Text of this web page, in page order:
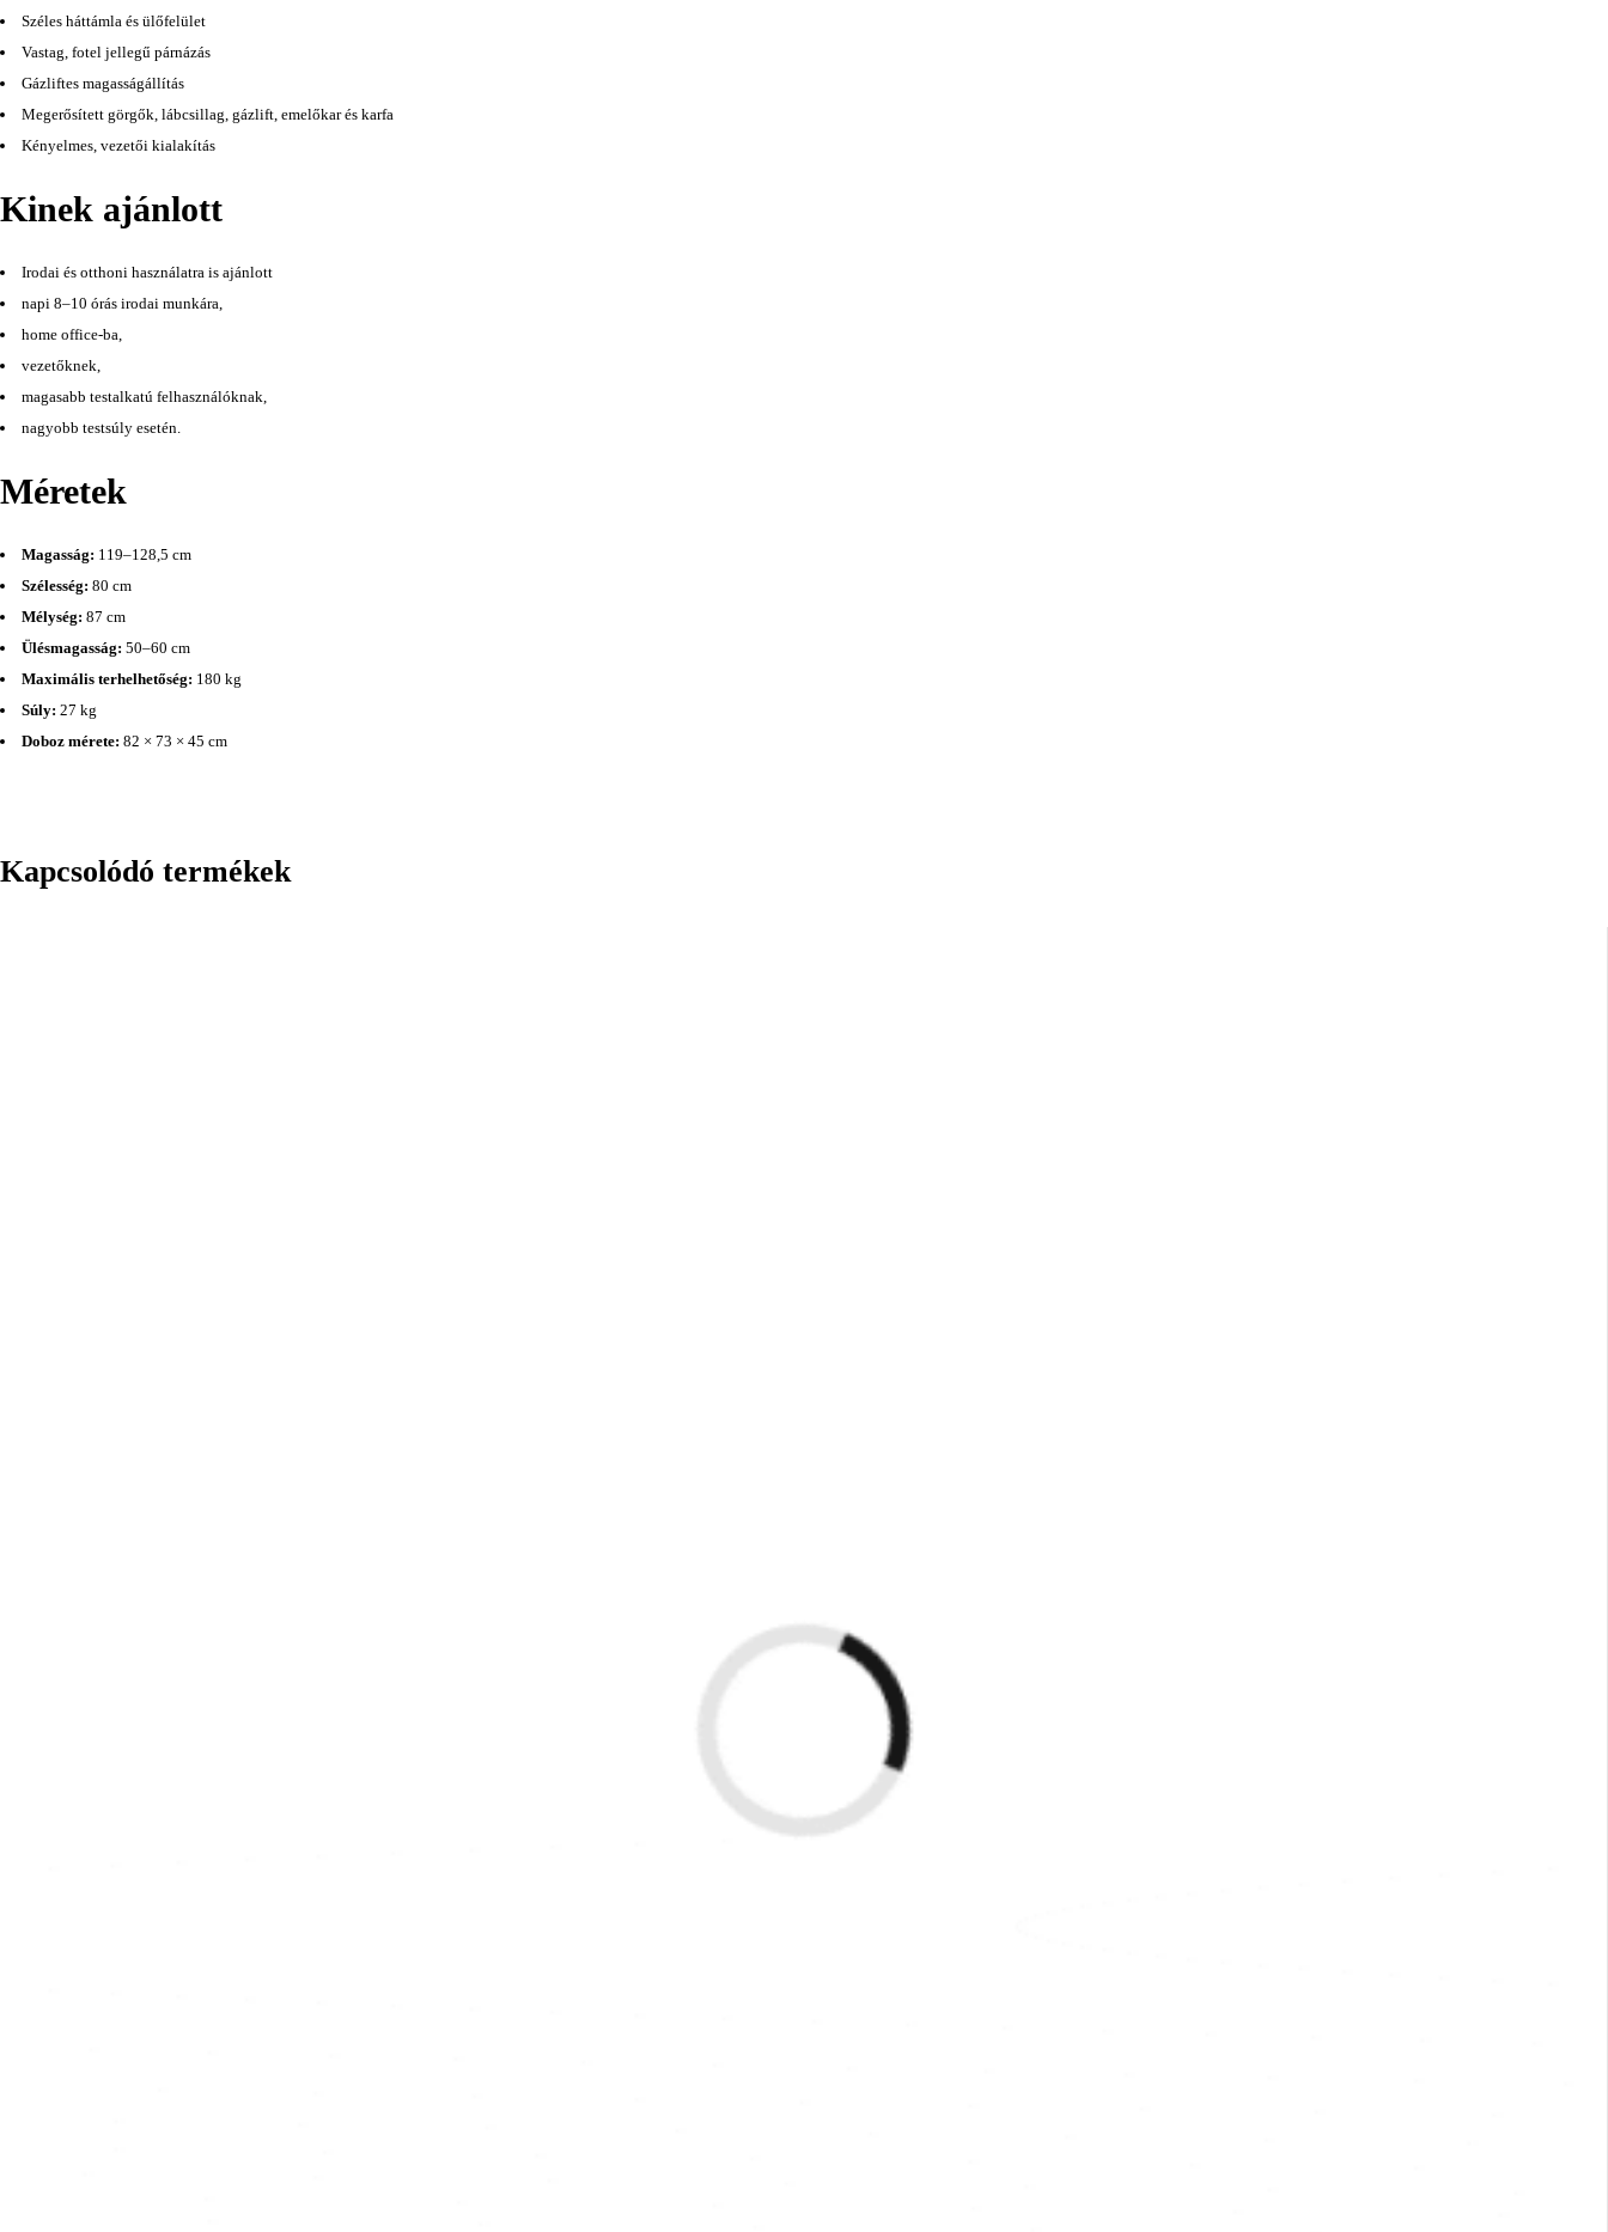
Széles háttámla és ülőfelület
Vastag, fotel jellegű párnázás
Gázliftes magasságállítás
Megerősített görgők, lábcsillag, gázlift, emelőkar és karfa
Kényelmes, vezetői kialakítás
Kinek ajánlott
Irodai és otthoni használatra is ajánlott
napi 8–10 órás irodai munkára,
home office-ba,
vezetőknek,
magasabb testalkatú felhasználóknak,
nagyobb testsúly esetén.
Méretek
Magasság: 119–128,5 cm
Szélesség: 80 cm
Mélység: 87 cm
Ülésmagasság: 50–60 cm
Maximális terhelhetőség: 180 kg
Súly: 27 kg
Doboz mérete: 82 × 73 × 45 cm
Kapcsolódó termékek